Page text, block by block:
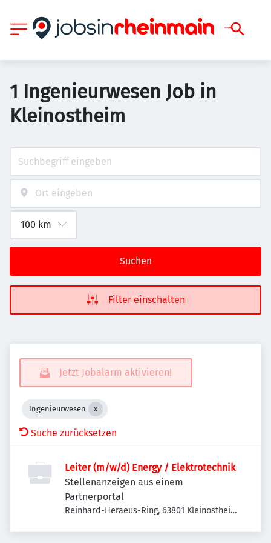
1 Ingenieurwesen Job in
Kleinostheim
Suchen
Filter einschalten
Jetzt Jobalarm aktivieren!
Ingenieurwesen
Suche zurücksetzen
Leiter (m/w/d) Energy / Elektrotechnik
Stellenanzeigen aus einem
Partnerportal
Reinhard-Heraeus-Ring, 63801 Kleinostheim,